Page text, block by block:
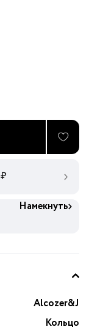
₽
Намекнуть
Alcozer&J
Кольцо